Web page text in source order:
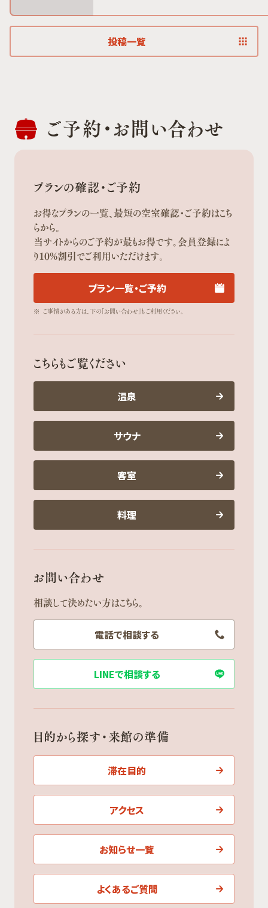
投稿一覧
ご予約・お問い合わせ
プランの確認・ご予約
お得なプランの一覧、最短の空室確認・ご予約はこち
らから。
当サイトからのご予約が最もお得です。会員登録によ
り10%割引でご利用いただけます。
プラン一覧・ご予約
※ ご事情がある方は、下の「お問い合わせ」もご利用ください。
こちらもご覧ください
温泉
サウナ
客室
料理
お問い合わせ
相談して決めたい方はこちら。
電話で相談する
LINEで相談する
目的から探す・来館の準備
滞在目的
アクセス
お知らせ一覧
よくあるご質問